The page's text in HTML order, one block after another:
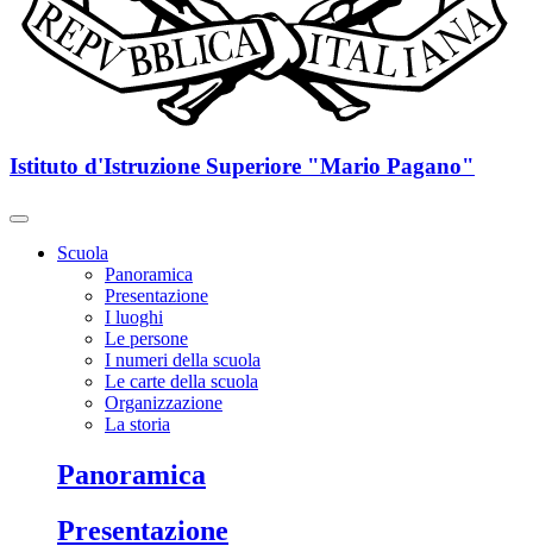
Istituto d'Istruzione Superiore "Mario Pagano"
Scuola
Panoramica
Presentazione
I luoghi
Le persone
I numeri della scuola
Le carte della scuola
Organizzazione
La storia
Panoramica
Presentazione